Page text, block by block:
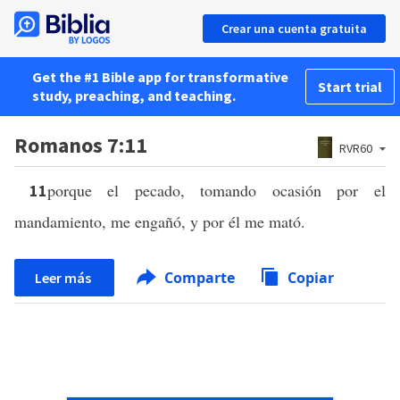
Crear una cuenta gratuita
Get the #1 Bible app for transformative
study, preaching, and teaching.
Start trial
Romanos 7:11 RVR60
11porque el pecado, tomando ocasión por el
mandamiento, me engañó, y por él me mató.
Leer más Comparte Copiar